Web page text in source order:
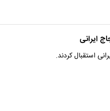
ایرانی
استقبال کردند.